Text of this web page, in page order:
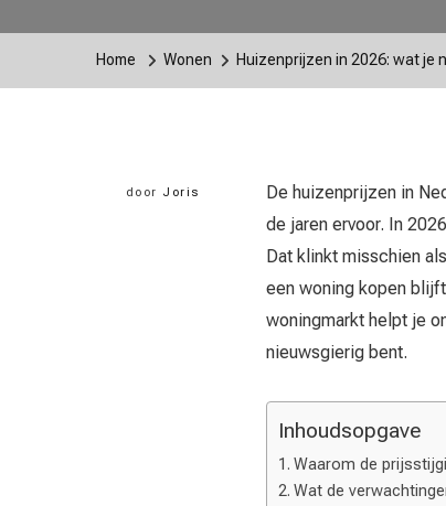
Home Wonen Huizenprijzen in 2026: wat je
door Joris
De huizenprijzen in
de jaren ervoor. In
Dat klinkt misschien
een woning kopen
woningmarkt helpt je
nieuwsgierig bent.
Inhoudsopgave
Waarom de
Wat de